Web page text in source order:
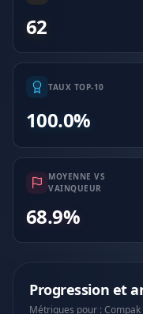
62
TAUX TOP-10
100.0%
MOYENNE VS
VAINQUEUR
68.9%
Progression et
Métriques pour :